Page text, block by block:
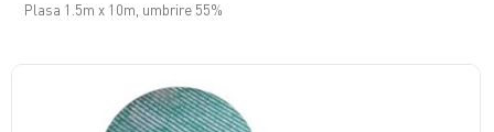
Plasa 1.5m x 10m, umbrire 55%